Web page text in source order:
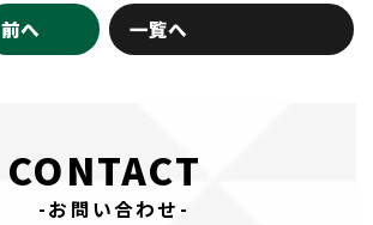
前へ 一覧へ
CONTACT
-お問い合わせ-